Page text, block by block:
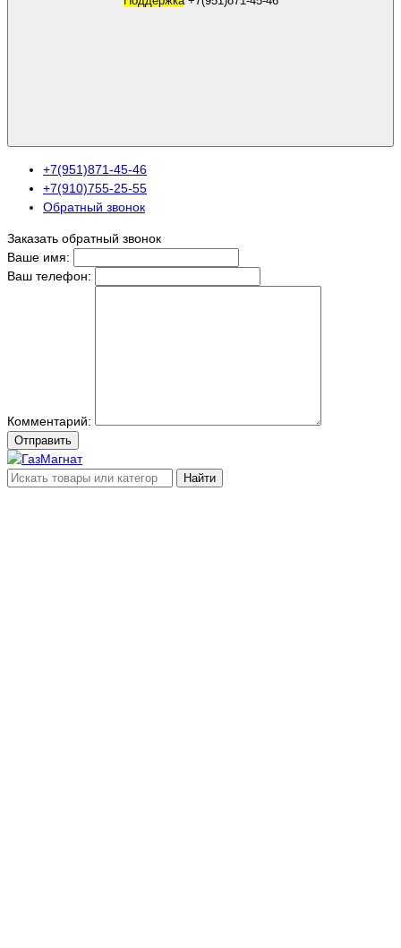
+7(951)871-45-46
+7(910)755-25-55
Обратный звонок
Заказать обратный звонок
Ваше имя:
Ваш телефон:
Комментарий:
Отправить
Найти